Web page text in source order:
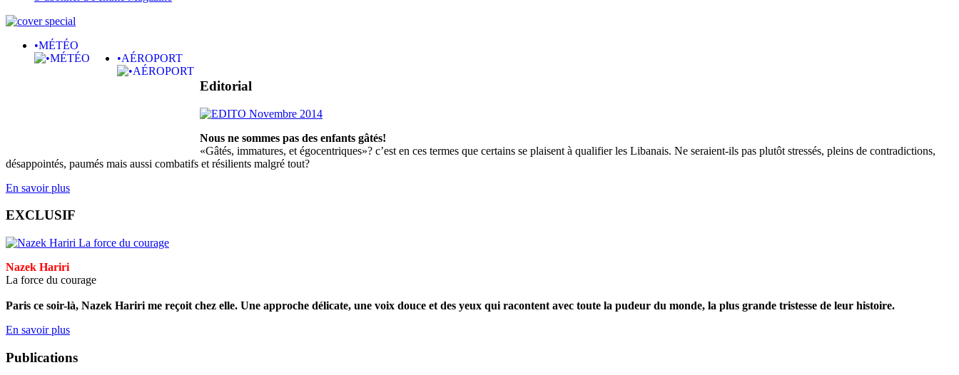
•MÉTÉO
•AÉROPORT
Editorial
Nous ne sommes pas des enfants gâtés!
«Gâtés, immatures, et égocentriques»? c’est en ces termes que certains se plaisent à qualifier les Libanais. Ne seraient-ils pas plutôt stressés, pleins de contradictions,
désappointés, paumés mais aussi combatifs et résilients malgré tout?
En savoir plus
EXCLUSIF
Nazek Hariri
La force du courage
Paris ce soir-là, Nazek Hariri me reçoit chez elle. Une approche délicate, une voix douce et des yeux qui racontent avec toute la pudeur du monde, la plus grande tristesse de leur histoire.
En savoir plus
Publications